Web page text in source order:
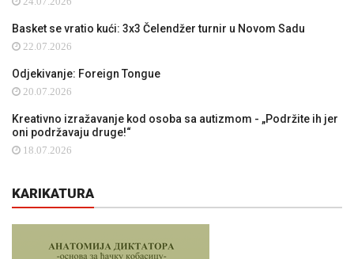
Basket se vratio kući: 3x3 Čelendžer turnir u Novom Sadu
22.07.2026
Odjekivanje: Foreign Tongue
20.07.2026
Kreativno izražavanje kod osoba sa autizmom - „Podržite ih jer
oni podržavaju druge!“
18.07.2026
KARIKATURA